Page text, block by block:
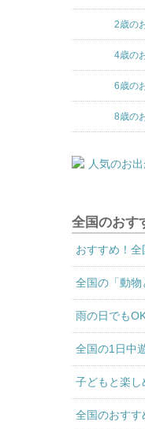
2歳の
4歳の
6歳の
8歳の
全国のおす
おすすめ！全
全国の「動物
雨の日でも
全国の1日中
子どもと楽し
全国のおすす